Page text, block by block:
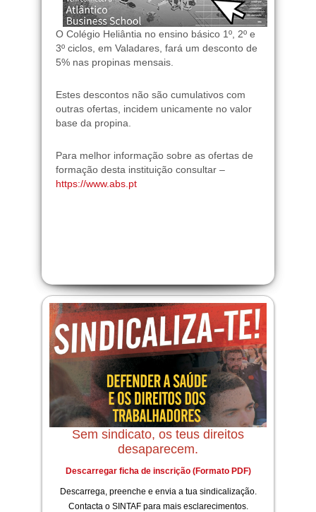
O Colégio Heliântia no ensino básico 1º, 2º e
3º ciclos, em Valadares, fará um desconto de
5% nas propinas mensais.
Estes descontos não são cumulativos com
outras ofertas, incidem unicamente no valor
base da propina.
Para melhor informação sobre as ofertas de
formação desta instituição consultar –
https://www.abs.pt
Sem sindicato, os teus direitos
desaparecem.
Descarregar ficha de inscrição (Formato PDF)
Descarrega, preenche e envia a tua sindicalização.
Contacta o SINTAF para mais esclarecimentos.